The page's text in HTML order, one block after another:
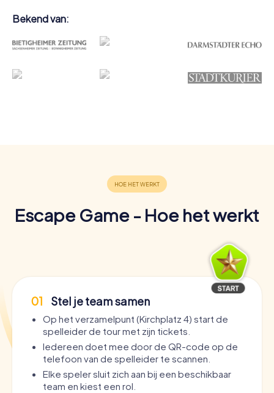
Bekend van:
Escape Game - Hoe het werkt
01 Stel je team samen
Op het verzamelpunt (Kirchplatz 4) start de
spelleider de tour met zijn tickets.
Iedereen doet mee door de QR-code op de
telefoon van de spelleider te scannen.
Elke speler sluit zich aan bij een beschikbaar
team en kiest een rol.